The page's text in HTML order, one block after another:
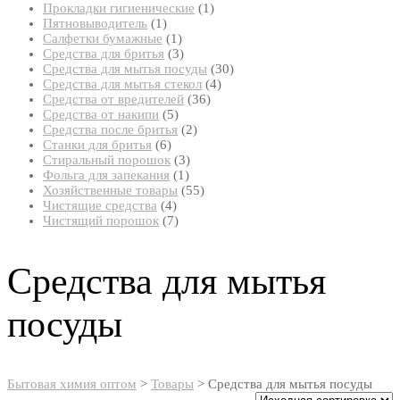
товар
Прокладки гигиенические 11
Пятновыводитель 11
товар
Салфетки бумажные 11
товар
Средства для бритья 33
товара
Средства для мытья посуды 3030
Средства для мытья стекол 44
Средства от вредителей 3636
Средства от накипи 55
товаров
Средства после бритья 22
Станки для бритья 66
товаров
Стиральный порошок 33
товара
Фольга для запекания 11
товар
Хозяйственные товары 5555
Чистящие средства 44
товара
Чистящий порошок 77
Средства для мытья
посуды
Бытовая химия оптом > Товары > Средства для мытья посуды